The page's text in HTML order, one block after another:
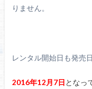
りません。
レンタル開始日も発売
2016年12月7日 となっ